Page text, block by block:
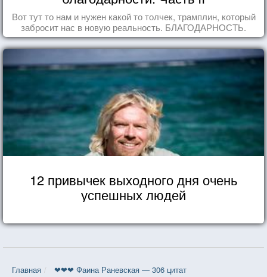
Вот тут то нам и нужен какой то толчек, трамплин, который
забросит нас в новую реальность. БЛАГОДАРНОСТЬ.
12 привычек выходного дня очень
успешных людей
Главная ❤❤❤ Фаина Раневская — 306 цитат